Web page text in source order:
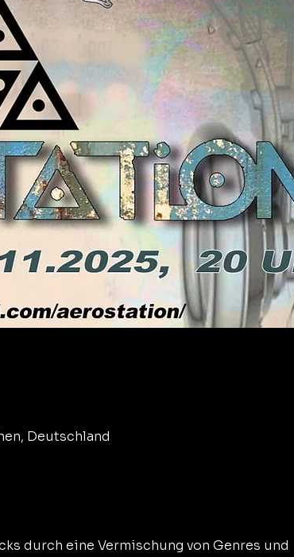
Deutschland
durch eine Vermischung von Genres und